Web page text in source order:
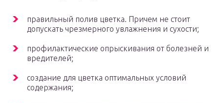
правильный полив цветка. Причем не стоит
допускать чрезмерного увлажнения и сухости;
профилактические опрыскивания от болезней и
вредителей;
создание для цветка оптимальных условий
содержания;